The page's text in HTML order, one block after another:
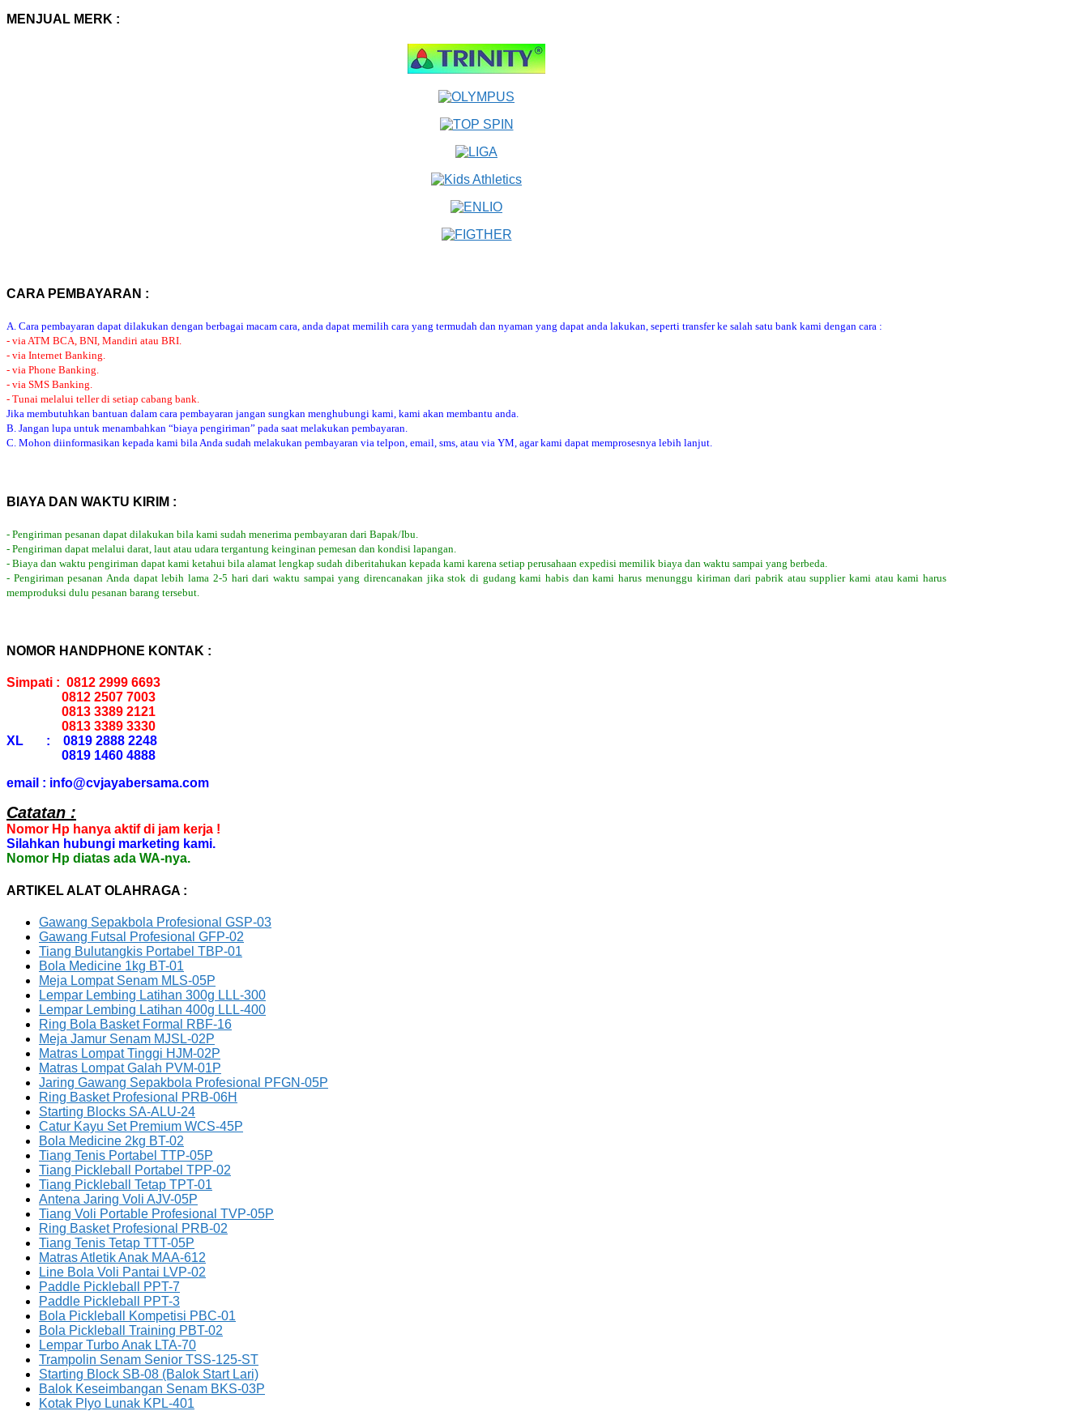
MENJUAL MERK :
CARA PEMBAYARAN :
A. Cara pembayaran dapat dilakukan dengan berbagai macam cara, anda dapat memilih cara yang termudah dan nyaman yang dapat anda lakukan, seperti transfer ke salah satu bank kami dengan cara :
- via ATM BCA, BNI, Mandiri atau BRI.
- via Internet Banking.
- via Phone Banking.
- via SMS Banking.
- Tunai melalui teller di setiap cabang bank.
Jika membutuhkan bantuan dalam cara pembayaran jangan sungkan menghubungi kami, kami akan membantu anda.
B. Jangan lupa untuk menambahkan “biaya pengiriman” pada saat melakukan pembayaran.
C. Mohon diinformasikan kepada kami bila Anda sudah melakukan pembayaran via telpon, email, sms, atau via YM, agar kami dapat memprosesnya lebih lanjut.
BIAYA DAN WAKTU KIRIM :
- Pengiriman pesanan dapat dilakukan bila kami sudah menerima pembayaran dari Bapak/Ibu.
- Pengiriman dapat melalui darat, laut atau udara tergantung keinginan pemesan dan kondisi lapangan.
- Biaya dan waktu pengiriman dapat kami ketahui bila alamat lengkap sudah diberitahukan kepada kami karena setiap perusahaan expedisi memilik biaya dan waktu sampai yang berbeda.
- Pengiriman pesanan Anda dapat lebih lama 2-5 hari dari waktu sampai yang direncanakan jika stok di gudang kami habis dan kami harus menunggu kiriman dari pabrik atau supplier kami atau kami harus
memproduksi dulu pesanan barang tersebut.
NOMOR HANDPHONE KONTAK :
Simpati : 0812 2999 6693
0812 2507 7003
0813 3389 2121
0813 3389 3330
XL : 0819 2888 2248
0819 1460 4888
email : info@cvjayabersama.com
Catatan :
Nomor Hp hanya aktif di jam kerja !
Silahkan hubungi marketing kami.
Nomor Hp diatas ada WA-nya.
ARTIKEL ALAT OLAHRAGA :
Gawang Sepakbola Profesional GSP-03
Gawang Futsal Profesional GFP-02
Tiang Bulutangkis Portabel TBP-01
Bola Medicine 1kg BT-01
Meja Lompat Senam MLS-05P
Lempar Lembing Latihan 300g LLL-300
Lempar Lembing Latihan 400g LLL-400
Ring Bola Basket Formal RBF-16
Meja Jamur Senam MJSL-02P
Matras Lompat Tinggi HJM-02P
Matras Lompat Galah PVM-01P
Jaring Gawang Sepakbola Profesional PFGN-05P
Ring Basket Profesional PRB-06H
Starting Blocks SA-ALU-24
Catur Kayu Set Premium WCS-45P
Bola Medicine 2kg BT-02
Tiang Tenis Portabel TTP-05P
Tiang Pickleball Portabel TPP-02
Tiang Pickleball Tetap TPT-01
Antena Jaring Voli AJV-05P
Tiang Voli Portable Profesional TVP-05P
Ring Basket Profesional PRB-02
Tiang Tenis Tetap TTT-05P
Matras Atletik Anak MAA-612
Line Bola Voli Pantai LVP-02
Paddle Pickleball PPT-7
Paddle Pickleball PPT-3
Bola Pickleball Kompetisi PBC-01
Bola Pickleball Training PBT-02
Lempar Turbo Anak LTA-70
Trampolin Senam Senior TSS-125-ST
Starting Block SB-08 (Balok Start Lari)
Balok Keseimbangan Senam BKS-03P
Kotak Plyo Lunak KPL-401